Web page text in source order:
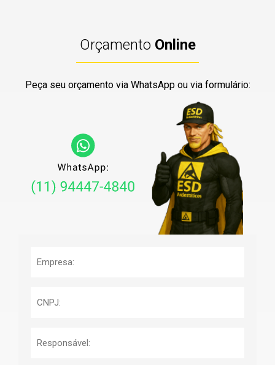
Orçamento Online
Peça seu orçamento via WhatsApp ou via formulário: